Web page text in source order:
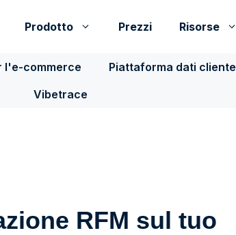
Prodotto Prezzi Risorse
l'e-commerce Piattaforma dati cliente
Vibetrace
RFM sul tuo